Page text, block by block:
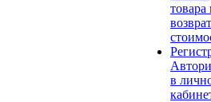
товара
в